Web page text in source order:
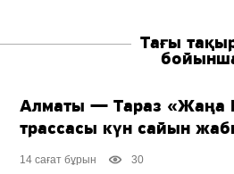
Тағы
Алматы — Тараз «Жаңа
трассасы күн сайын
14 сағат бұрын 30